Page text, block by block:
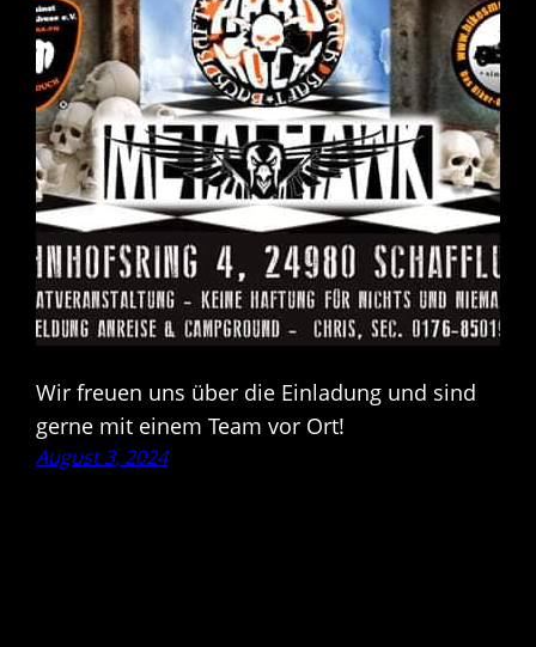
Wir freuen uns über die Einladung und sind
gerne mit einem Team vor Ort!
August 3, 2024